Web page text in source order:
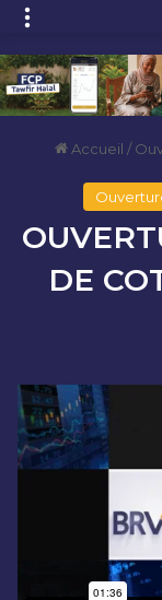
Accueil /
DE